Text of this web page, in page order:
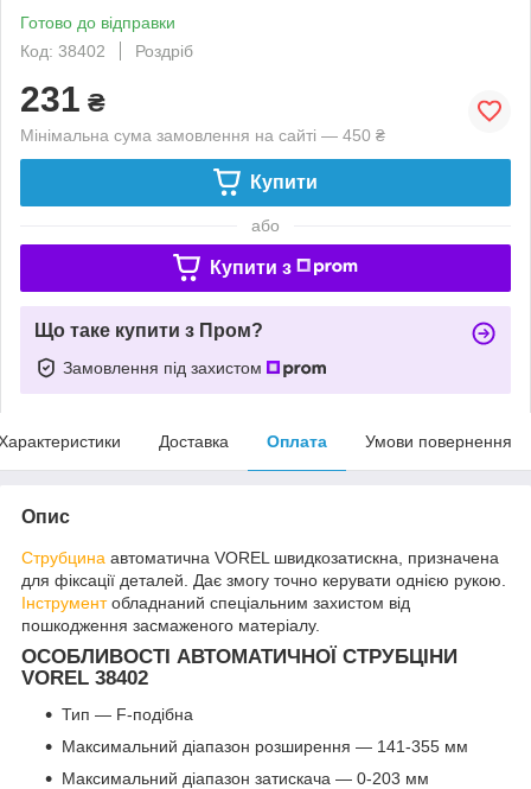
Готово до відправки
Код: 38402
Роздріб
231 ₴
Мінімальна сума замовлення на сайті — 450 ₴
Купити
або
Купити з
Що таке купити з Пром?
Замовлення під захистом
Доставка Оплата Умови повернення
Опис
Струбцина автоматична VOREL швидкозатискна, призначена
для фіксації деталей. Дає змогу точно керувати однією рукою.
Інструментобладнаний спеціальним захистом від
пошкодження засмаженого матеріалу.
ОСОБЛИВОСТІ АВТОМАТИЧНОЇ СТРУБЦІНИ
VOREL 38402
Тип — F-подібна
Максимальний діапазон розширення — 141-355 мм
Максимальний діапазон затискача — 0-203 мм